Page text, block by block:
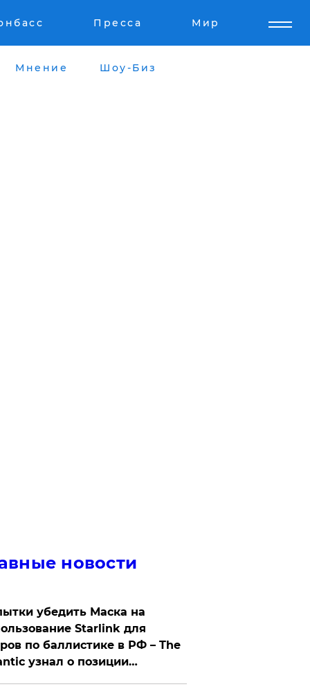
Пресса Мир
Мнение Шоу-Биз
новости
убедить Маска на
Starlink для
по баллистике в РФ – The
узнал о позиции